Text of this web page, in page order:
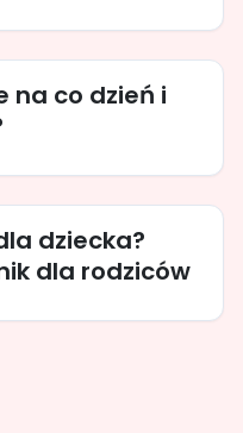
na co dzień i
dziecka?
dla rodziców